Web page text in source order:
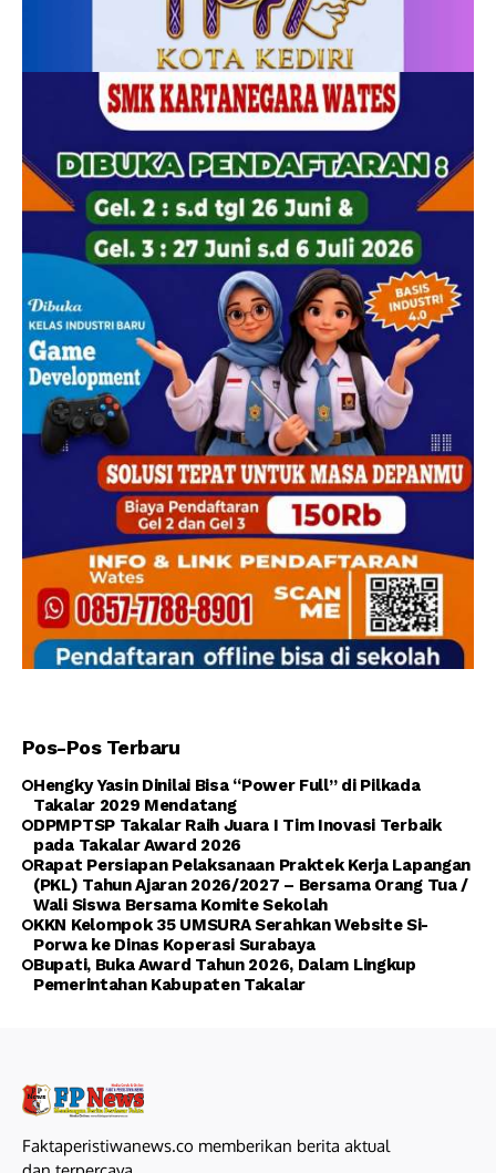
Pos-Pos Terbaru
Hengky Yasin Dinilai Bisa “Power Full” di Pilkada
Takalar 2029 Mendatang
DPMPTSP Takalar Raih Juara I Tim Inovasi Terbaik
pada Takalar Award 2026
Rapat Persiapan Pelaksanaan Praktek Kerja Lapangan
(PKL) Tahun Ajaran 2026/2027 – Bersama Orang Tua /
Wali Siswa Bersama Komite Sekolah
KKN Kelompok 35 UMSURA Serahkan Website Si-
Porwa ke Dinas Koperasi Surabaya
Bupati, Buka Award Tahun 2026, Dalam Lingkup
Pemerintahan Kabupaten Takalar
Faktaperistiwanews.co memberikan berita aktual